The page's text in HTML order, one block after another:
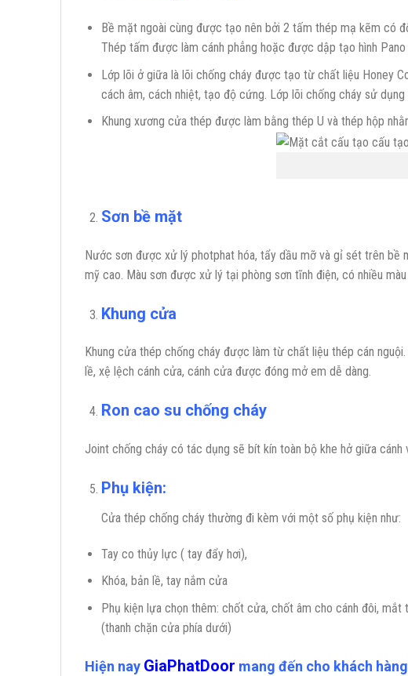
Bề mặt ngoài cùng được tạo nên bởi 2 tấm thép mạ kẽm có
Thép tấm được làm cánh phẳng hoặc được dập tạo hình
Lớp lõi ở giữa là lõi chống cháy được tạo từ chất liệu Honey
cách âm, cách nhiệt, tạo độ cứng. Lớp lõi chống cháy sử
Khung xương cửa thép được làm bằng thép U và thép hộp
Sơn bề mặt
Nước sơn được xử lý photphat hóa, tẩy dầu mỡ và gỉ sét trên
mỹ cao. Màu sơn được xử lý tại phòng sơn tĩnh điện, có nhiều
Khung cửa
Khung cửa thép chống cháy được làm từ chất liệu thép cán
lề, xệ lệch cánh cửa, cánh cửa được đóng mở em dễ dàng.
Ron cao su chống cháy
Joint chống cháy có tác dụng sẽ bít kín toàn bộ khe hở giữa cánh
Phụ kiện:
Cửa thép chống cháy thường đi kèm với một số phụ kiện như:
Tay co thủy lực ( tay đẩy hơi),
Khóa, bản lề, tay nắm cửa
Phụ kiện lựa chọn thêm: chốt cửa, chốt âm cho cánh đôi,
(thanh chặn cửa phía dưới)
Hiện nay GiaPhatDoor mang đến cho khách